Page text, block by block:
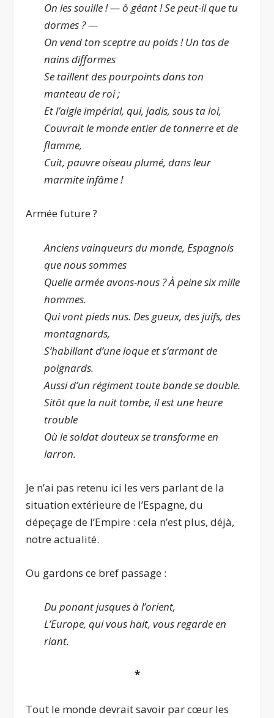
On les souille ! — ô géant ! Se peut-il que tu
dormes ? —
On vend ton sceptre au poids ! Un tas de
nains difformes
Se taillent des pourpoints dans ton
manteau de roi ;
Et l’aigle impérial, qui, jadis, sous ta loi,
Couvrait le monde entier de tonnerre et de
flamme,
Cuit, pauvre oiseau plumé, dans leur
marmite infâme !
Armée future ?
Anciens vainqueurs du monde, Espagnols
que nous sommes
Quelle armée avons-nous ? À peine six mille
hommes.
Qui vont pieds nus. Des gueux, des juifs, des
montagnards,
S’habillant d’une loque et s’armant de
poignards.
Aussi d’un régiment toute bande se double.
Sitôt que la nuit tombe, il est une heure
trouble
Où le soldat douteux se transforme en
larron.
Je n’ai pas retenu ici les vers parlant de la
situation extérieure de l’Espagne, du
dépeçage de l’Empire : cela n’est plus, déjà,
notre actualité.
Ou gardons ce bref passage :
Du ponant jusques à l’orient,
L’Europe, qui vous hait, vous regarde en
riant.
*
Tout le monde devrait savoir par cœur les